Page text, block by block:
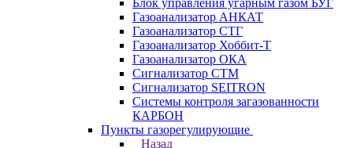
Блок управления угарным газом БУГ
Газоанализатор АНКАТ
Газоанализатор СТГ
Газоанализатор Хоббит-Т
Газоанализатор ОКА
Сигнализатор СТМ
Сигнализатор SEITRON
Системы контроля загазованности
КАРБОН
Пункты газорегулирующие
Назад